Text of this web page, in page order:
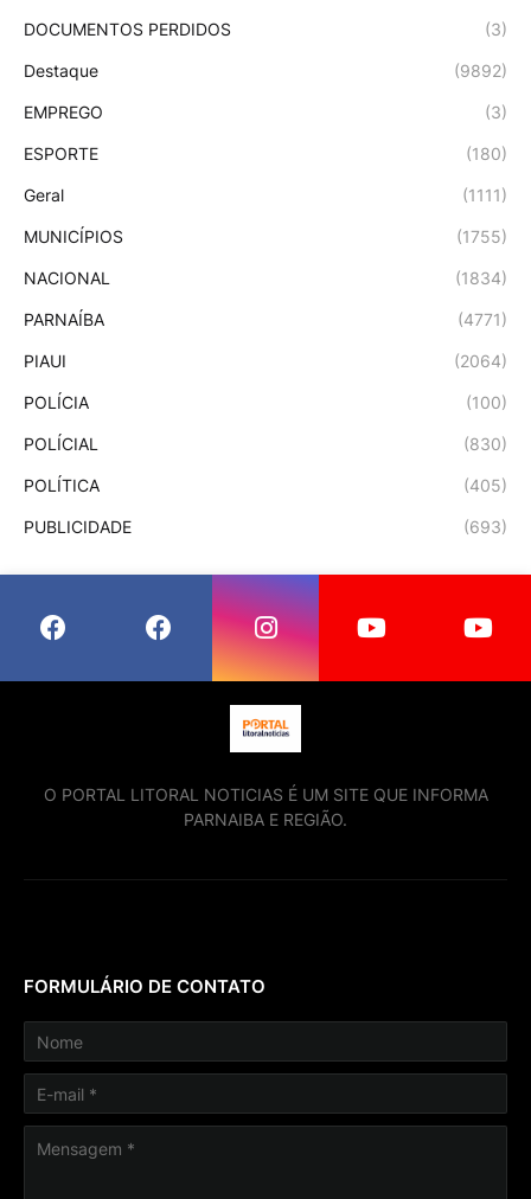
DOCUMENTOS PERDIDOS (3)
Destaque (9892)
EMPREGO (3)
ESPORTE (180)
Geral (1111)
MUNICÍPIOS (1755)
NACIONAL (1834)
PARNAÍBA (4771)
PIAUI (2064)
POLÍCIA (100)
POLÍCIAL (830)
POLÍTICA (405)
PUBLICIDADE (693)
O PORTAL LITORAL NOTICIAS É UM SITE QUE INFORMA
PARNAIBA E REGIÃO.
FORMULÁRIO DE CONTATO